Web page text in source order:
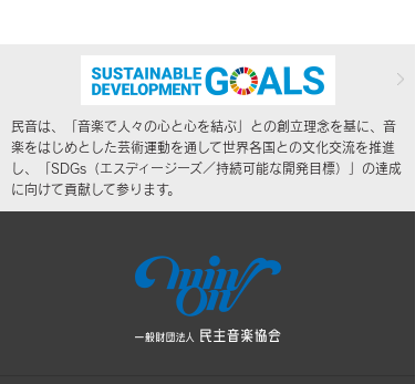
民音は、「音楽で人々の心と心を結ぶ」との創立理念を基に、音
楽をはじめとした芸術運動を通して世界各国との文化交流を推進
し、「SDGs（エスディージーズ／持続可能な開発目標）」の達成
に向けて貢献して参ります。